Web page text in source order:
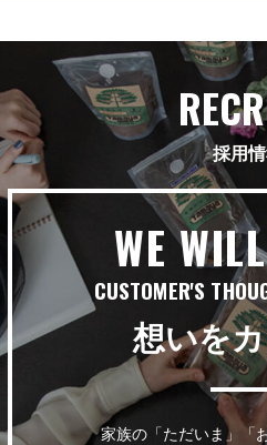
採用
WE
CUSTOMER'S
想いを
家族の「ただいま」「